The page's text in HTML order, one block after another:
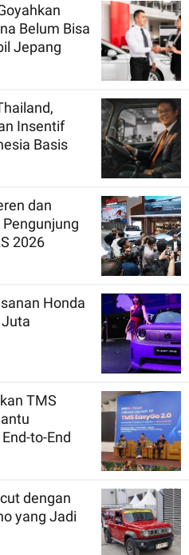
Belum Bisa
Jepang
Insentif
Basis
dan
2026
Honda
Juta
TMS
to-End
dengan
yang Jadi